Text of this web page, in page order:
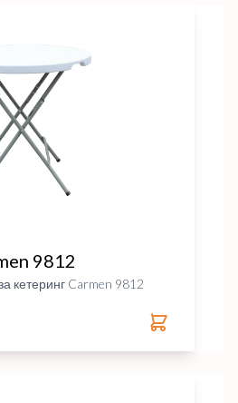
9812
кетеринг Carmen 9812